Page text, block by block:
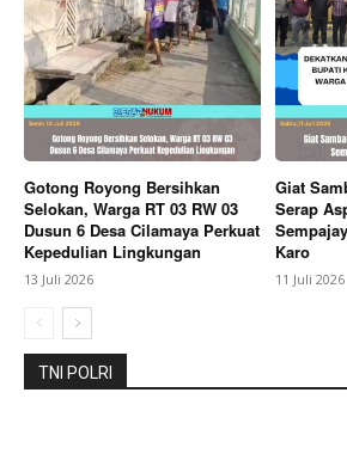
Contact us
Subscription Plans
My account
Bagikan Artikel
Berita Lainnya Wabup Karo
Budaya Adalah Tanggung Jawab
Gotong Royong Bersihkan
Selokan, Warga RT 03 RW 03
Dusun 6 Desa Cilamaya Perkuat
Kepedulian Lingkungan
13 Juli 2026
Giat
Serap
Karo
11 Juli 2026
TNI POLRI